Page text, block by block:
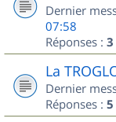
Dernier
07:58
Réponses : 3
La
Dernier
Réponses : 5